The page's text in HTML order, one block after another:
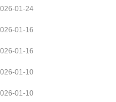
01-24
01-16
01-16
01-10
01-10